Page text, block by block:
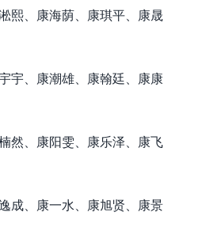
熙、康海荫、康琪平、康晟
宇、康潮雄、康翰廷、康康
然、康阳雯、康乐泽、康飞
成、康一水、康旭贤、康景